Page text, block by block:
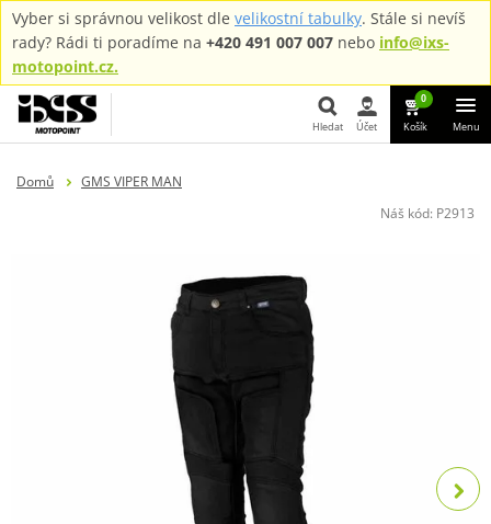
Vyber si správnou velikost dle velikostní tabulky. Stále si nevíš
rady? Rádi ti poradíme na +420 491 007 007 nebo info@ixs-
motopoint.cz.
Hledat Účet
0
Košík Menu
Domů
GMS VIPER MAN
Náš kód: P2913